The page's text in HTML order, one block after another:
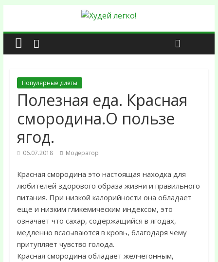
Популярные диеты
Полезная еда. Красная
смородина.О пользе
ягод.
06.07.2018 Модератор
Красная смородина это настоящая находка для
любителей здорового образа жизни и правильного
питания. При низкой калорийности она обладает
еще и низким гликемическим индексом, это
означает что сахар, содержащийся в ягодах,
медленно всасываются в кровь, благодаря чему
притупляет чувство голода.
Красная смородина обладает желчегонным,